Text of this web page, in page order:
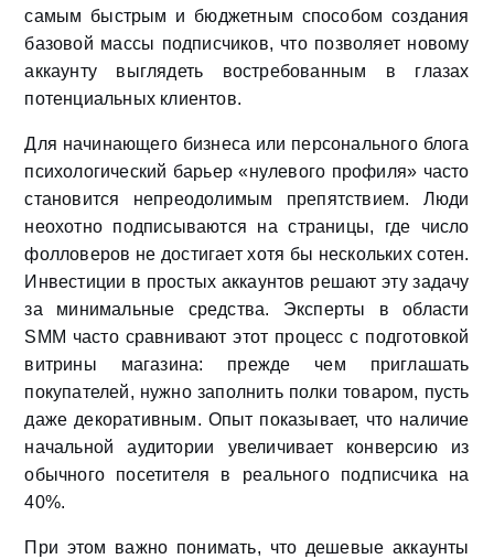
самым быстрым и бюджетным способом создания
базовой массы подписчиков, что позволяет новому
аккаунту выглядеть востребованным в глазах
потенциальных клиентов.
Для начинающего бизнеса или персонального блога
психологический барьер «нулевого профиля» часто
становится непреодолимым препятствием. Люди
неохотно подписываются на страницы, где число
фолловеров не достигает хотя бы нескольких сотен.
Инвестиции в простых аккаунтов решают эту задачу
за минимальные средства. Эксперты в области
SMM часто сравнивают этот процесс с подготовкой
витрины магазина: прежде чем приглашать
покупателей, нужно заполнить полки товаром, пусть
даже декоративным. Опыт показывает, что наличие
начальной аудитории увеличивает конверсию из
обычного посетителя в реального подписчика на
40%.
При этом важно понимать, что дешевые аккаунты